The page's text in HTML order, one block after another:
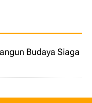
Budaya Siaga